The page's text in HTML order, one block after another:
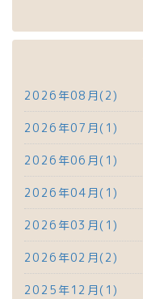
2026年08月(2)
2026年07月(1)
2026年06月(1)
2026年04月(1)
2026年03月(1)
2026年02月(2)
2025年12月(1)